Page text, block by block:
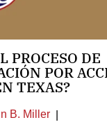
PROCESO DE
POR
TEXAS?
B. Miller